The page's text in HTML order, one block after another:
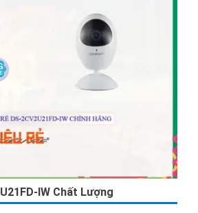
IW Chất Lượng